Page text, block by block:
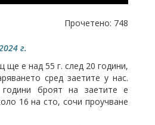
Прочетено: 748
г.
ще е над 55 г. след 20 години,
сред заетите у нас.
броят на заетите е
16 на сто, сочи проучване